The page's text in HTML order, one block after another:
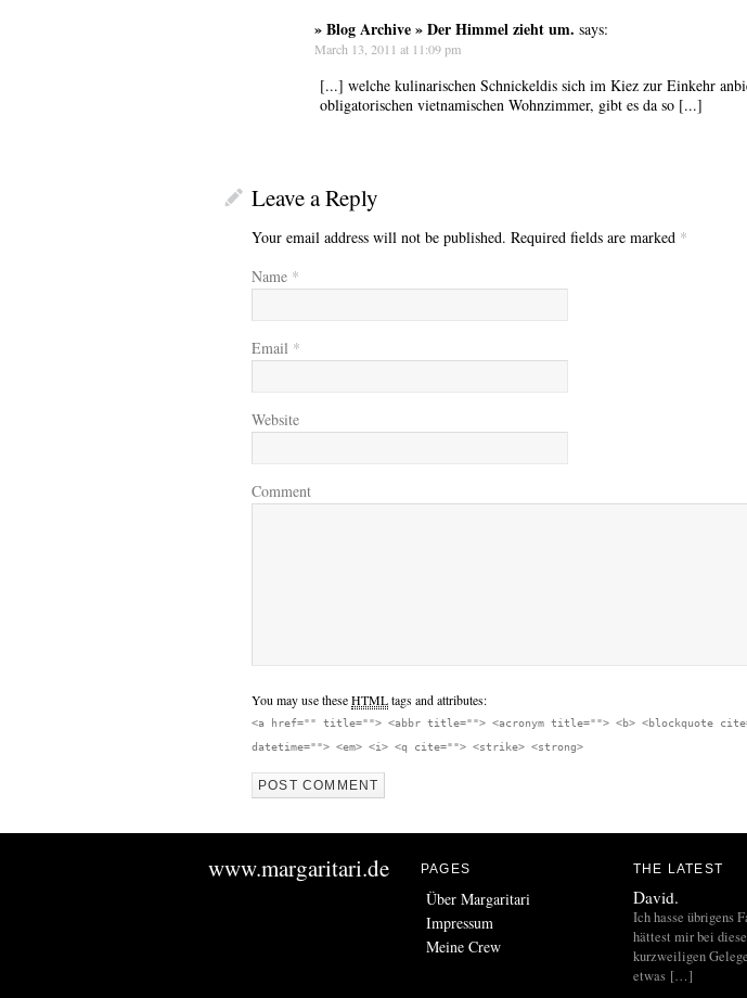
» Blog Archive » Der Himmel zieht um. says:
March 13, 2011 at 11:09 pm
[...] welche kulinarischen Schnickeldis sich im Kiez zur Einkehr
obligatorischen vietnamischen Wohnzimmer, gibt es da so [...]
Leave a Reply
Your email address will not be published. Required fields are marked *
Name *
Email *
Website
Comment
You may use theseHTMLtags and attributes:
<a href="" title=""> <abbr title=""> <acronym title=""> <b> <blockquote
datetime=""> <em> <i> <q cite=""> <strike> <strong>
www.margaritari.de PAGES
Über Margaritari
Impressum
Meine Crew
THE LATEST
David.
Ich hasse übrigens
hättest mir bei
kurzweiligen
etwas […]